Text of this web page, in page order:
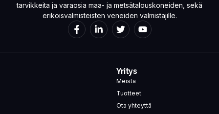
tarvikkeita ja varaosia maa- ja metsätalouskoneiden, sekä
erikoisvalmisteisten veneiden valmistajille.
Yritys
Meistä
Tuotteet
Ota yhteyttä